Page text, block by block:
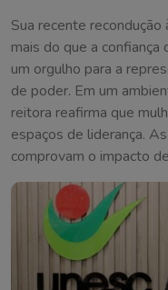
Sua recente
mais do que a
um orgulho para a
de poder. Em um
reitora reafirma que
espaços de liderança.
comprovam o impacto